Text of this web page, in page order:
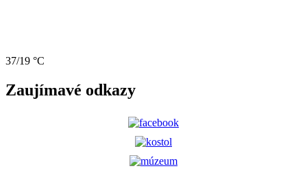
37/19 °C
Zaujímavé odkazy